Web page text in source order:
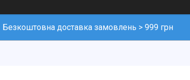
Безкоштовна доставка замовлень > 999 грн